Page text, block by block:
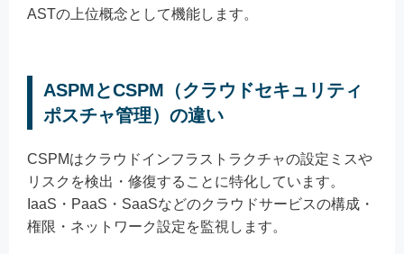
ASTの上位概念として機能します。
ASPMとCSPM（クラウドセキュリティ
ポスチャ管理）の違い
CSPMはクラウドインフラストラクチャの設定ミスや
リスクを検出・修復することに特化しています。
IaaS・PaaS・SaaSなどのクラウドサービスの構成・
権限・ネットワーク設定を監視します。